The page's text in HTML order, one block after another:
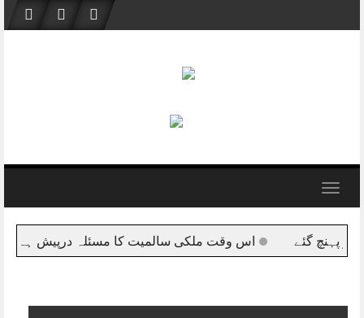
content
Toggle
پر ہمارا مشاہدہ یہ ہے کہ ملکی سالمیت کی پالیسیاں